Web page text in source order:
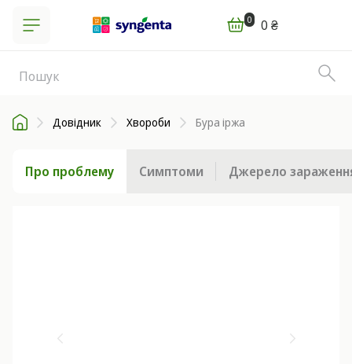
0 0 ₴
Довідник Хвороби Бура іржа
Про проблему Симптоми Джерело